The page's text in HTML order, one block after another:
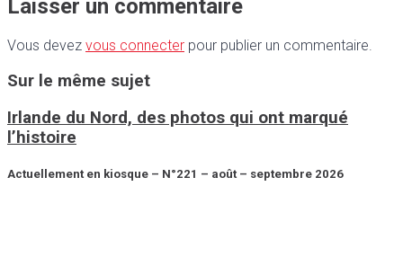
Laisser un commentaire
Vous devez vous connecter pour publier un commentaire.
Sur le même sujet
Irlande du Nord, des photos qui ont marqué
l’histoire
Actuellement en kiosque – N°221 – août – septembre 2026